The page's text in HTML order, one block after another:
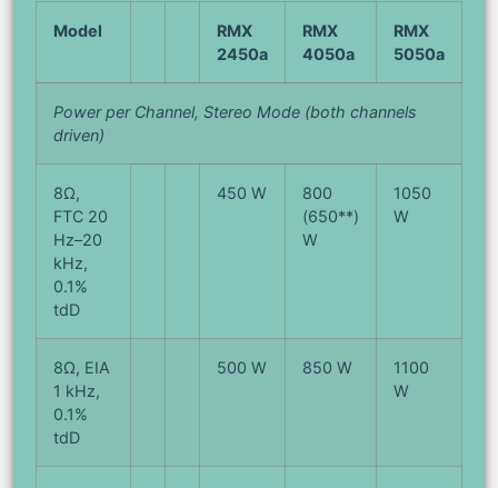
Model
RMX
2450a
RMX
4050a
RMX
5050a
Power per Channel, Stereo Mode (both channels
driven)
8Ω,
FTC 20
Hz–20
kHz,
0.1%
tdD
450 W
800
(650**)
W
1050
W
8Ω, EIA
1 kHz,
0.1%
tdD
500 W 850 W
1100
W